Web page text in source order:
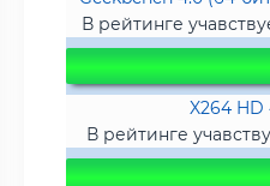
В рейтинге
X264 HD
В рейтинге